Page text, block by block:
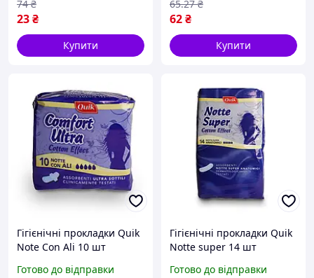
23₴
74 ₴
Купити
62₴
65.27 ₴
Купити
Гігієнічні прокладки Quik
Note Con Ali 10 шт
Готово до відправки
Гігієнічні прокладки Quik
Notte super 14 шт
Готово до відправки